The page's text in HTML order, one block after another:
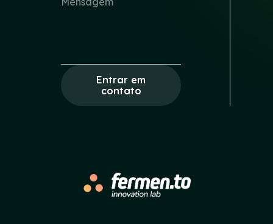
Entrar em
contato